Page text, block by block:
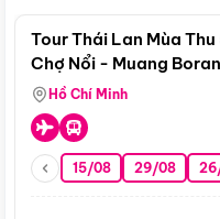
Tour Thái Lan Mùa
Chợ Nổi - Muang
Hồ Chí Minh
15/08 29/08